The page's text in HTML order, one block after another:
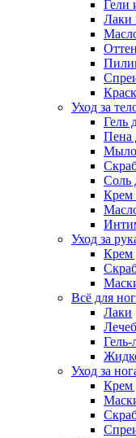
Гели
Лаки
Уход за
Гель
Пена
Мыло
Соль
Крем
Уход за
Крем
Всё для
Лаки
Гель-
Уход за
Крем